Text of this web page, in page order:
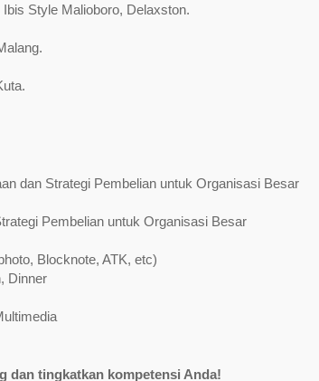
Style Malioboro, Delaxston.
dan Strategi Pembelian untuk Organisasi Besar
Pembelian untuk Organisasi Besar
Blocknote, ATK, etc)
Dinner
dan tingkatkan kompetensi Anda!